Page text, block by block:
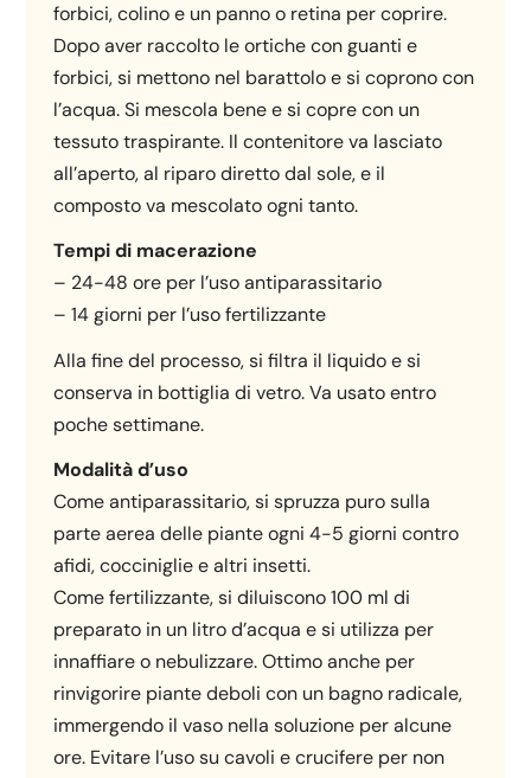
forbici, colino e un panno o retina per coprire.
Dopo aver raccolto le ortiche con guanti e
forbici, si mettono nel barattolo e si coprono con
l’acqua. Si mescola bene e si copre con un
tessuto traspirante. Il contenitore va lasciato
all’aperto, al riparo diretto dal sole, e il
composto va mescolato ogni tanto.
Tempi di macerazione
– 24-48 ore per l’uso antiparassitario
– 14 giorni per l’uso fertilizzante
Alla fine del processo, si filtra il liquido e si
conserva in bottiglia di vetro. Va usato entro
poche settimane.
Modalità d’uso
Come antiparassitario, si spruzza puro sulla
parte aerea delle piante ogni 4-5 giorni contro
afidi, cocciniglie e altri insetti.
Come fertilizzante, si diluiscono 100 ml di
preparato in un litro d’acqua e si utilizza per
innaffiare o nebulizzare. Ottimo anche per
rinvigorire piante deboli con un bagno radicale,
immergendo il vaso nella soluzione per alcune
ore. Evitare l’uso su cavoli e crucifere per non